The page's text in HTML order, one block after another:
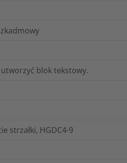
blok tekstowy.
strzałki, HGDC4-9